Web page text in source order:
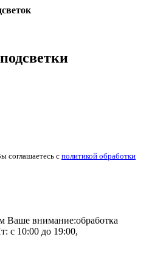
соглашаетесь с политикой обработки
Ваше внимание:обработка
с 10:00 до 19:00,